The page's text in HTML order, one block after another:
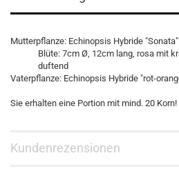
Mutterpflanze: Echinopsis Hybride "Sonata"
Blüte: 7cm Ø, 12cm lang, rosa mit
duftend
Vaterpflanze: Echinopsis Hybride "rot-
Sie erhalten eine Portion mit mind. 20 Korn!
Kundenrezensionen